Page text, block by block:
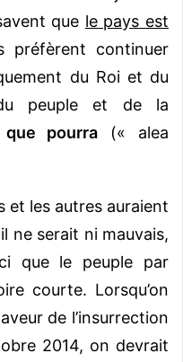
que le pays est
préfèrent continuer
du Roi et du
peuple et de la
que pourra (« alea
et les autres auraient
ne serait ni mauvais,
que le peuple par
courte. Lorsqu’on
de l’insurrection
2014, on devrait